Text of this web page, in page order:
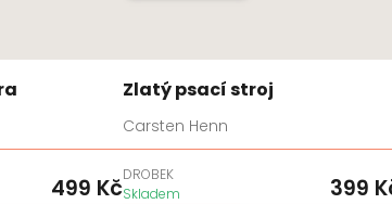
499 Kč
Zlatý psací stroj
Carsten Henn
DROBEK
Skladem
399